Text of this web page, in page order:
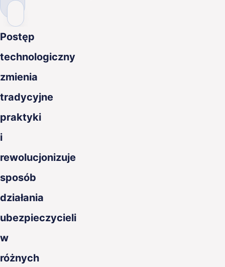
Postęp
technologiczny
zmienia
tradycyjne
praktyki
i
rewolucjonizuje
sposób
działania
ubezpieczycieli
w
różnych